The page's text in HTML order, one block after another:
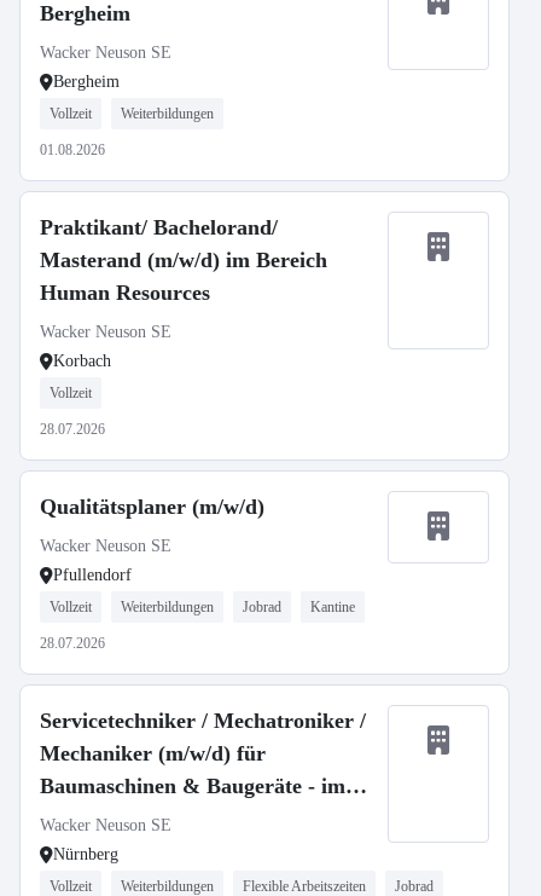
Bergheim
Wacker Neuson SE
Bergheim
Vollzeit Weiterbildungen
01.08.2026
Praktikant/ Bachelorand/
Masterand (m/w/d) im Bereich
Human Resources
Wacker Neuson SE
Korbach
Vollzeit
28.07.2026
Qualitätsplaner (m/w/d)
Wacker Neuson SE
Pfullendorf
Vollzeit Weiterbildungen Jobrad Kantine
28.07.2026
Servicetechniker / Mechatroniker /
Mechaniker (m/w/d) für
Baumaschinen & Baugeräte - im
Außendienst oder stationär
Wacker Neuson SE
Nürnberg
Vollzeit Weiterbildungen Flexible Arbeitszeiten Jobrad